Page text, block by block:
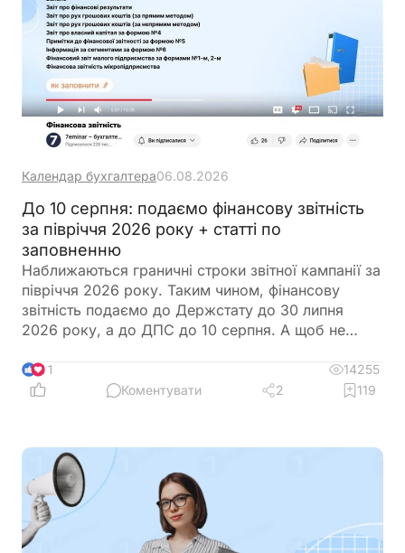
Календар бухгалтера06.08.2026
До 10 серпня: подаємо фінансову звітність
за півріччя 2026 року + статті по
заповненню
Наближаються граничні строки звітної кампанії за
півріччя 2026 року. Таким чином, фінансову
звітність подаємо до Держстату до 30 липня
2026 року, а до ДПС до 10 серпня. А щоб не
одному місці
11
14255
Коментувати
2 119